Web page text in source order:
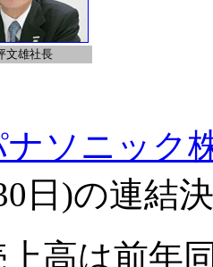
文雄社長
ナソニック
日)の連結
高は前年